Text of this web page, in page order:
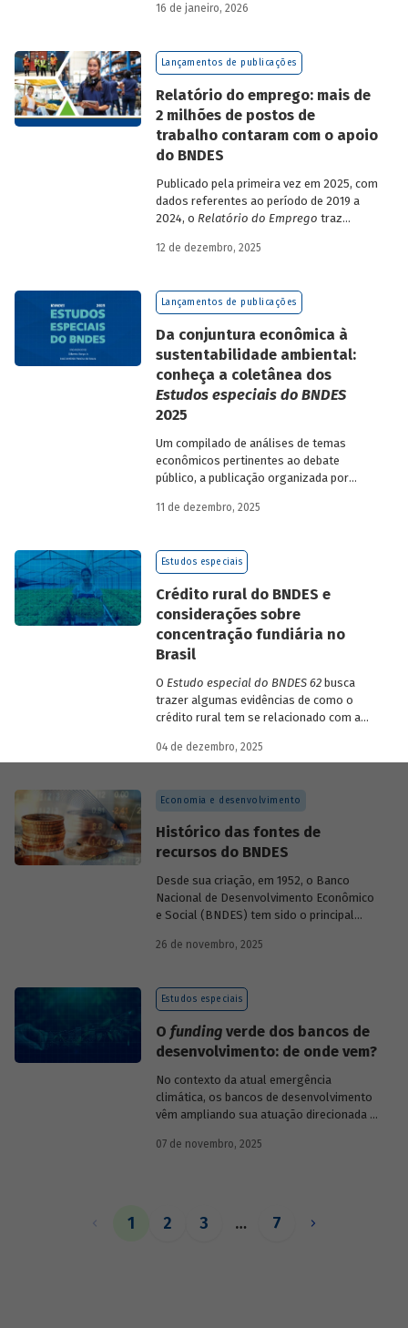
analisa a estratégia de diversificação das
diante dos atuais desafios de
sustentabilidade social, ambiental e
16 de janeiro, 2026
Lançamentos de publicações
Relatório do emprego: mais de
2 milhões de postos de
trabalho contaram com o apoio
do BNDES
Publicado pela primeira vez em 2025, com
dados referentes ao período de 2019 a
2024, o Relatório do Emprego traz
atuação do Banco sobre o mercado de
empregos da economia.
12 de dezembro, 2025
Lançamentos de publicações
Da conjuntura econômica à
sustentabilidade ambiental:
conheça a coletânea dos
Estudos especiais do BNDES
2025
Um compilado de análises de temas
econômicos pertinentes ao debate
público, a publicação organizada por
Souza, economistas do BNDES, reúne 25
BNDESdivulgados ao longo de 2025.
11 de dezembro, 2025
Estudos especiais
Crédito rural do BNDES e
considerações sobre
concentração fundiária no
Brasil
O Estudo especial do BNDES 62busca
trazer algumas evidências de como o
crédito rural tem se relacionado com a
papel desempenhado pelo BNDES.
04 de dezembro, 2025
Economia e desenvolvimento
Histórico das fontes de
recursos do BNDES
Desde sua criação, em 1952, o Banco
Nacional de Desenvolvimento Econômico
e Social (BNDES) tem sido o principal
brasileiro, ocupando um espaço central
momentos de crise, como as de 2008 e
da Covid-19, e no combate à emergência
entanto, são necessárias sólidas fontes
de recursos.
26 de novembro, 2025
Estudos especiais
O fundingverde dos bancos de
desenvolvimento: de onde vem?
No contexto da atual emergência
climática, os bancos de desenvolvimento
vêm ampliando sua atuação direcionada à
e, consequentemente, buscado novas
bancos de desenvolvimento, comparando
07 de novembro, 2025
1 2 3 … 7